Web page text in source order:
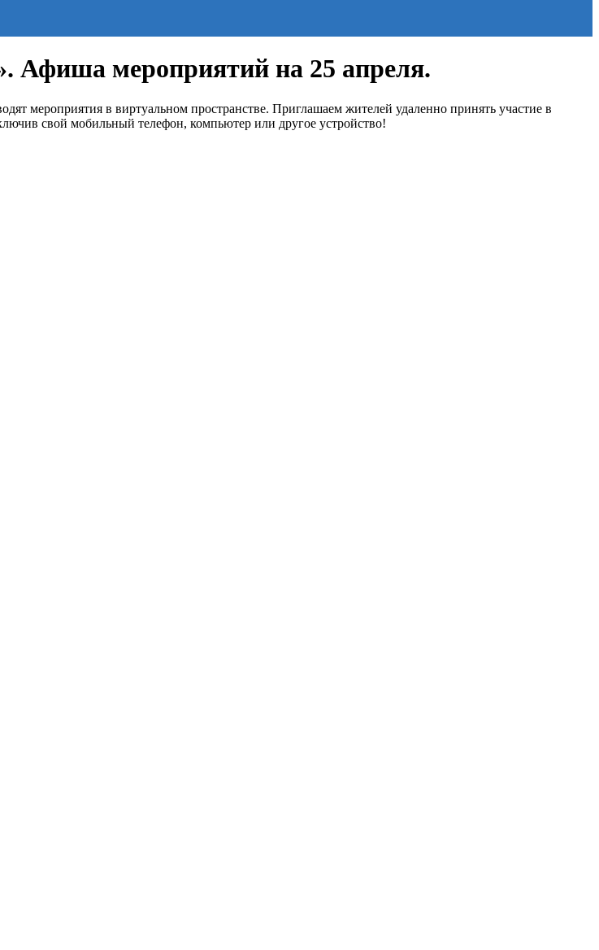
Афиша мероприятий на 25 апреля.
мероприятия в виртуальном пространстве. Приглашаем жителей удаленно принять участие в
свой мобильный телефон, компьютер или другое устройство!